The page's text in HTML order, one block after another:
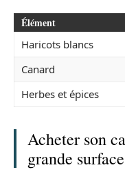
Élément
Haricots blancs
Canard
Herbes et épices
Acheter son
grande